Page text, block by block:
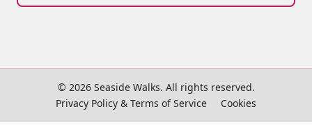
© 2026 Seaside Walks. All rights reserved.
Privacy Policy & Terms of Service
Cookies